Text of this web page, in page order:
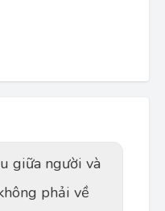
giữa người và
phải về